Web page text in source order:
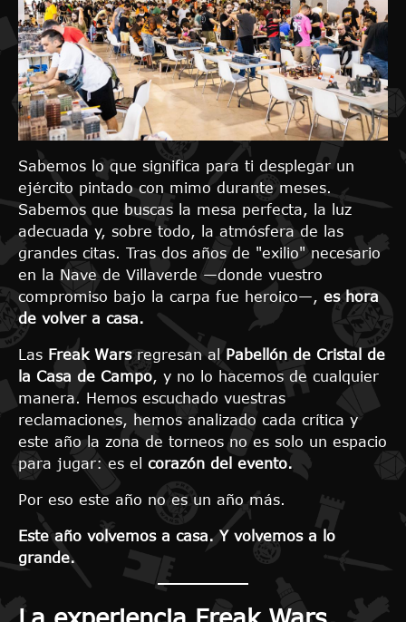
Sabemos lo que significa para ti desplegar un
ejército pintado con mimo durante meses.
Sabemos que buscas la mesa perfecta, la luz
adecuada y, sobre todo, la atmósfera de las
grandes citas. Tras dos años de "exilio" necesario
en la Nave de Villaverde —donde vuestro
compromiso bajo la carpa fue heroico—, es hora
de volver a casa.
Las Freak Warsregresan al Pabellón de Cristal de
la Casa de Campo , y no lo hacemos de cualquier
manera. Hemos escuchado vuestras
reclamaciones, hemos analizado cada crítica y
este año la zona de torneos no es solo un espacio
para jugar: es el corazón del evento.
Por eso este año no es un año más.
Este año volvemos a casa. Y volvemos a lo
grande.
La experiencia Freak Wars,